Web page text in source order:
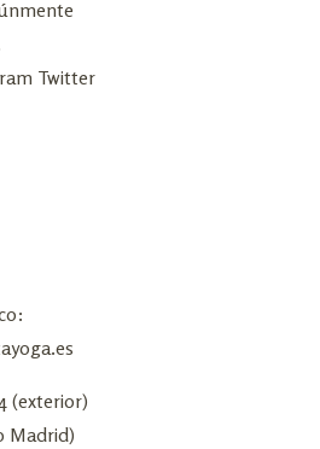
Twitter
(exterior)
Madrid)